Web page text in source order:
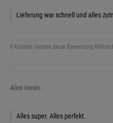
Lieferung war schnell und alles
0 Kunden fanden diese Bewertung
Alen Ivosic
Alles super. Alles perfekt.